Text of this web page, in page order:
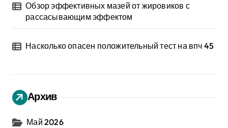
Обзор эффективных мазей от жировиков с
рассасывающим эффектом
Насколько опасен положительный тест на впч 45
Архив
Май 2026